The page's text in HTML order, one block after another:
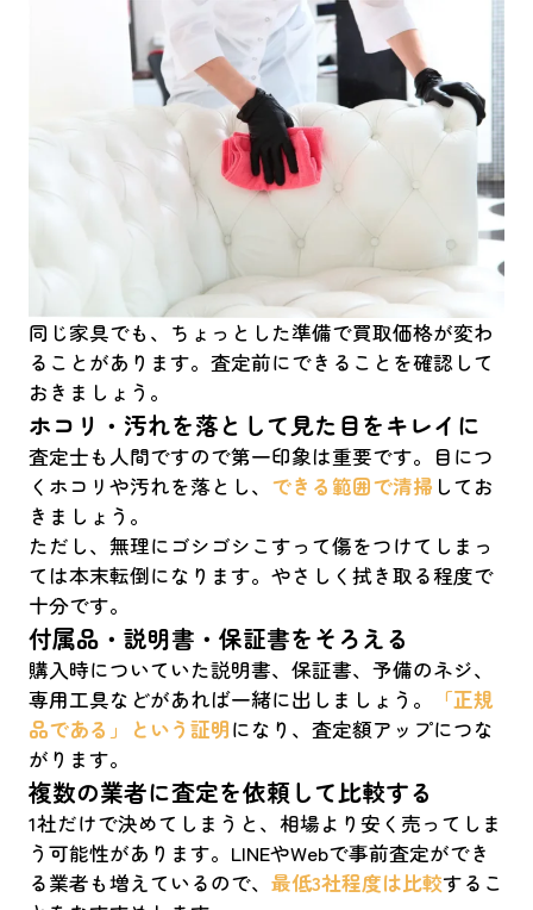
同じ家具でも、ちょっとした準備で買取価格が変わ
ることがあります。査定前にできることを確認して
おきましょう。
ホコリ・汚れを落として見た目をキレイに
査定士も人間ですので第一印象は重要です。目につ
くホコリや汚れを落とし、 できる範囲で清掃 してお
きましょう。
ただし、無理にゴシゴシこすって傷をつけてしまっ
ては本末転倒になります。やさしく拭き取る程度で
十分です。
付属品・説明書・保証書をそろえる
購入時についていた説明書、保証書、予備のネジ、
専用工具などがあれば一緒に出しましょう。
「正規
品である」という証明になり、査定額アップにつな
がります。
複数の業者に査定を依頼して比較する
1社だけで決めてしまうと、相場より安く売ってしま
う可能性があります。LINEやWebで事前査定ができ
る業者も増えているので、 最低3社程度は比較するこ